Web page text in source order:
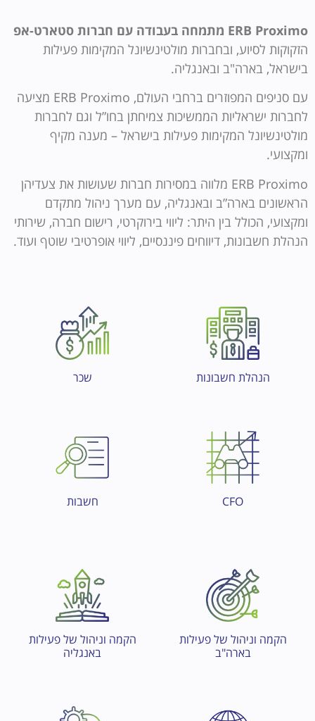
ERB Proximo מתמחה בעבודה עם חברות סטארט-אפ
הזקוקות לסיוע, ובחברות מולטינשיונל המקימות פעילות
בישראל, בארה"ב ובאנגליה.
עם סניפים המפוזרים ברחבי העולם, ERB Proximo מציעה
לחברות ישראליות הממשיכות צמיחתן בחו”ל וגם לחברות
מולטינשיונל המקימות פעילות בישראל – מענה מקיף
ומקצועי.
ERB Proximo מלווה במסירות חברות שעושות את צעדיהן
הראשונים בארה”ב ובאנגליה, עם מערך ניהול מתקדם
ומקצועי, הכולל בין היתר: ליווי בירוקרטי, רישום חברה, שירותי
הנהלת חשבונות, דיווחים פיננסיים, ליווי אופרטיבי שוטף ועוד.
הנהלת חשבונות שכר
CFO חשבות
הקמה וניהול של פעילות
בארה"ב
הקמה וניהול של פעילות
באנגליה